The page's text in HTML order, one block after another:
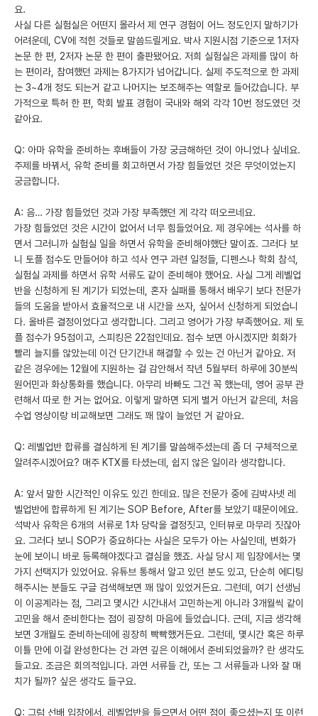
요.
사실 다른 실험실은 어떤지 몰라서 제 연구 경험이 어느 정도인지 말하기가
어려운데, CV에 적힌 것들로 말씀드릴게요. 박사 지원시점 기준으로 1저자
논문 한 편, 2저자 논문 한 편이 출판됐어요. 저희 실험실은 과제를 많이 하
는 편이라, 참여했던 과제는 8가지가 넘어갑니다. 실제 주도적으로 한 과제
는 3~4개 정도 되는거 같고 나머지는 보조해주는 역할로 들어갔습니다. 부
가적으로 특허 한 편, 학회 발표 경험이 국내와 해외 각각 10번 정도였던 것
같아요.
Q: 아마 유학을 준비하는 후배들이 가장 궁금해하던 것이 아니었나 싶네요.
주제를 바꿔서, 유학 준비를 회고하면서 가장 힘들었던 것은 무엇이었는지
궁금합니다.
A: 음… 가장 힘들었던 것과 가장 부족했던 게 각각 떠오르네요.
가장 힘들었던 것은 시간이 없어서 너무 힘들었어요. 제 경우에는 석사를 하
면서 그러니까 실험실 일을 하면서 유학을 준비해야했단 말이죠. 그러다 보
니 토플 점수도 만들어야 하고 석사 연구 과련 일정들, 디펜스나 학회 참석,
실험실 과제를 하면서 유학 서류도 같이 준비해야 했어요. 사실 그게 레벨업
반을 신청하게 된 계기가 되었는데, 혼자 실패를 통해서 배우기 보다 전문가
들의 도움을 받아서 효율적으로 내 시간을 쓰자, 싶어서 신청하게 되었습니
다. 올바른 결정이었다고 생각합니다. 그리고 영어가 가장 부족했어요. 제 토
플 점수가 95점이고, 스피킹은 22점인데요. 점수 보면 아시겠지만 회화가
빨리 늘지를 않았는데 이건 단기간내 해결할 수 있는 건 아닌거 같아요. 저
같은 경우에는 12월에 지원하는 걸 감안해서 작년 5월부터 하루에 30분씩
원어민과 화상통화를 했습니다. 아무리 바빠도 그건 꼭 했는데, 영어 공부 관
련해서 따로 한 거는 없어요. 이렇게 말하면 되게 별거 아닌거 같은데, 처음
수업 영상이랑 비교해보면 그래도 꽤 많이 늘었던 거 같아요.
Q: 레벨업반 합류를 결심하게 된 계기를 말씀해주셨는데 좀 더 구체적으로
알려주시겠어요? 매주 KTX를 타셨는데, 쉽지 않은 일이라 생각합니다.
A: 앞서 말한 시간적인 이유도 있긴 한데요. 많은 전문가 중에 김박사넷 레
벨업반에 합류하게 된 계기는 SOP Before, After를 보았기 때문이에요.
석박사 유학은 6개의 서류로 1차 당락을 결정짓고, 인터뷰로 마무리 짓잖아
요. 그러다 보니 SOP가 중요하다는 사실은 모두가 아는 사실인데, 변화가
눈에 보이니 바로 등록해야겠다고 결심을 했죠. 사실 당시 제 입장에서는 몇
가지 선택지가 있었어요. 유튜브 통해서 알고 있던 분도 있고, 단순히 에디팅
해주시는 분들도 구글 검색해보면 꽤 많이 있었거든요. 그런데, 여기 선생님
이 이공계라는 점, 그리고 몇시간 시간내서 고민하는게 아니라 3개월씩 같이
고민을 해서 준비한다는 점이 굉장히 마음에 들었습니다. 근데, 지금 생각해
보면 3개월도 준비하는데에 굉장히 빡빡했거든요. 그런데, 몇시간 혹은 하루
이틀 만에 이걸 완성한다는 건 과연 깊은 이해에서 준비되었을까? 란 생각도
들고요. 조금은 회의적입니다. 과연 서류들 간, 또는 그 서류들과 나와 잘 매
치가 될까? 싶은 생각도 들구요.
Q: 그럼 선배 입장에서, 레벨업반을 들으면서 어떤 점이 좋으셨는지 또 이런